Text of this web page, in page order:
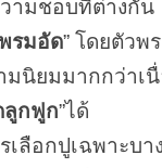
ามชอบที่ต่างกัน
รมอัด โดยตัวพ
มนิยมมากกว่าเ
ลูกฟูก ได้
ลือกปูเฉพาะบา